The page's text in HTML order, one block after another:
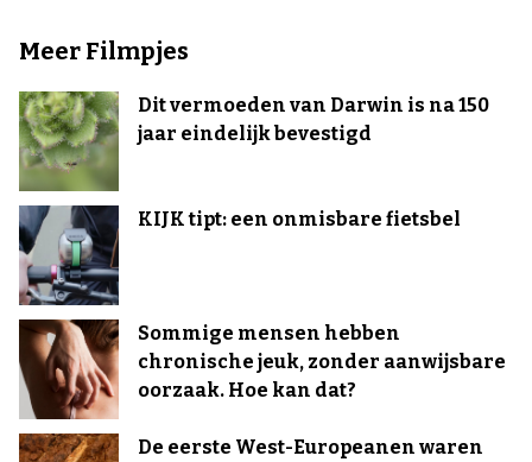
Meer Filmpjes
Dit vermoeden van Darwin is na 150
jaar eindelijk bevestigd
KIJK tipt: een onmisbare fietsbel
Sommige mensen hebben
chronische jeuk, zonder aanwijsbare
oorzaak. Hoe kan dat?
De eerste West-Europeanen waren